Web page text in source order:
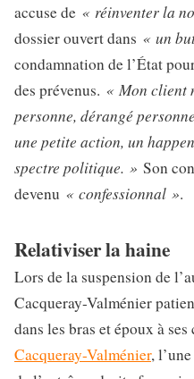
accuse de « réinventer la
dossier ouvert dans « un
condamnation de l’État
des prévenus. « Mon client
personne, dérangé
une petite action, un
spectre politique. » Son
devenu « confessionnal ».
Relativiser la haine
Lors de la suspension de
Cacqueray-Valménier
dans les bras et époux à
Cacqueray-Valménier,